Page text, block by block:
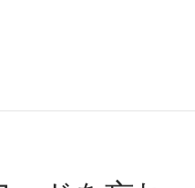
が欲しいのですが注文でき